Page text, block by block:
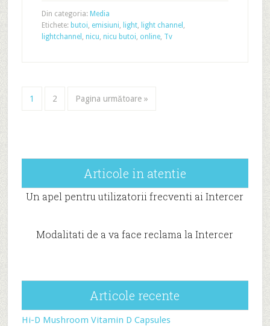
Din categoria: Media
Etichete: butoi, emisiuni, light, light channel ,
lightchannel , nicu, nicu butoi, online, Tv
1 2 Pagina următoare »
Articole in atentie
Un apel pentru utilizatorii frecventi ai Intercer
Modalitati de a va face reclama la Intercer
Articole recente
Hi-D Mushroom Vitamin D Capsules